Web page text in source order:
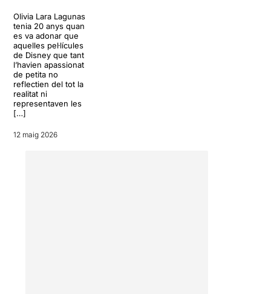
Olivia Lara Lagunas
tenia 20 anys quan
es va adonar que
aquelles pel·lícules
de Disney que tant
l’havien apassionat
de petita no
reflectien del tot la
realitat ni
representaven les
[…]
12 maig 2026